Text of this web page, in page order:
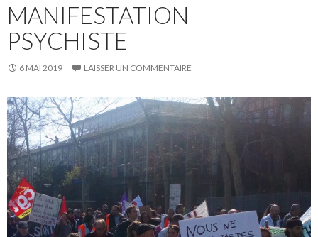
MANIFESTATION
PSYCHISTE
6 MAI 2019 LAISSER UN COMMENTAIRE